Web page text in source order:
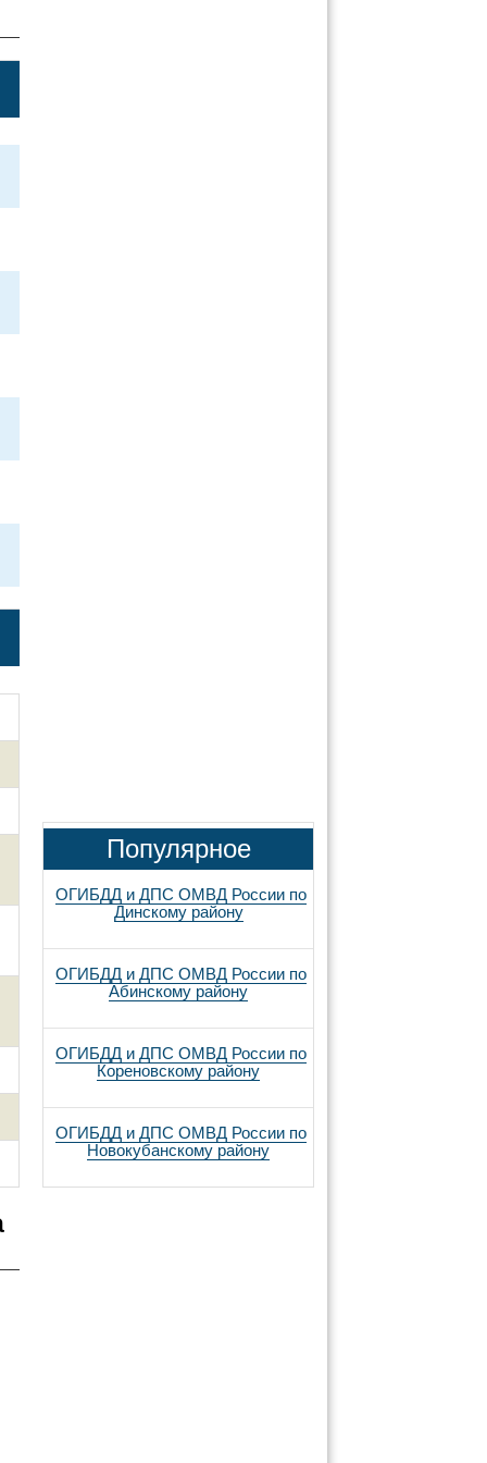
Популярное
ОГИБДД и ДПС ОМВД России по
Динскому району
ОГИБДД и ДПС ОМВД России по
Абинскому району
ОГИБДД и ДПС ОМВД России по
Кореновскому району
ОГИБДД и ДПС ОМВД России по
Новокубанскому району